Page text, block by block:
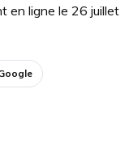
en ligne le 26 juillet